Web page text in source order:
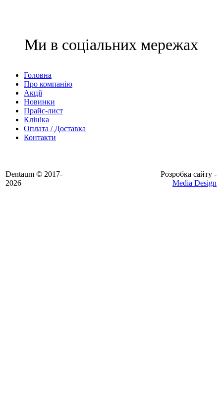
Ми в соціальних мережах
Головна
Про компанію
Акції
Новинки
Прайс-лист
Клініка
Оплата / Доставка
Контакти
Dentaum © 2017-
2026
Розробка сайту -
Media Design